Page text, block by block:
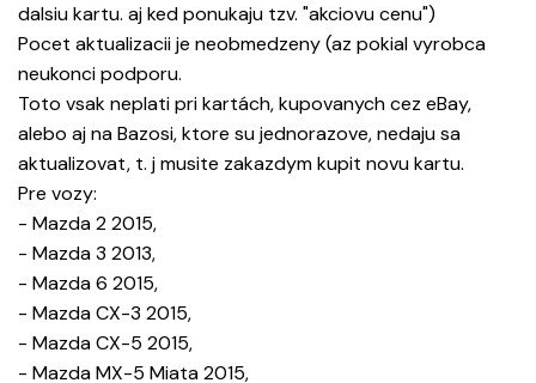
dalsiu kartu. aj ked ponukaju tzv. "akciovu cenu")
Pocet aktualizacii je neobmedzeny (az pokial vyrobca
neukonci podporu.
Toto vsak neplati pri kartách, kupovanych cez eBay,
alebo aj na Bazosi, ktore su jednorazove, nedaju sa
aktualizovat, t. j musite zakazdym kupit novu kartu.
Pre vozy:
- Mazda 2 2015,
- Mazda 3 2013,
- Mazda 6 2015,
- Mazda CX-3 2015,
- Mazda CX-5 2015,
- Mazda MX-5 Miata 2015,